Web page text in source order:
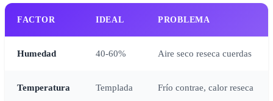
FACTOR IDEAL PROBLEMA
Humedad 40-60% Aire seco reseca cuerdas
Temperatura Templada Frío contrae, calor reseca